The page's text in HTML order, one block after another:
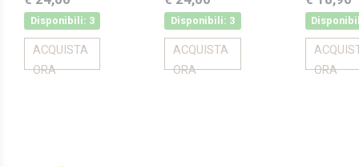
Disponibili: 3
ACQUISTA
ORA
Disponibili: 3
ACQUISTA
ORA
ORA